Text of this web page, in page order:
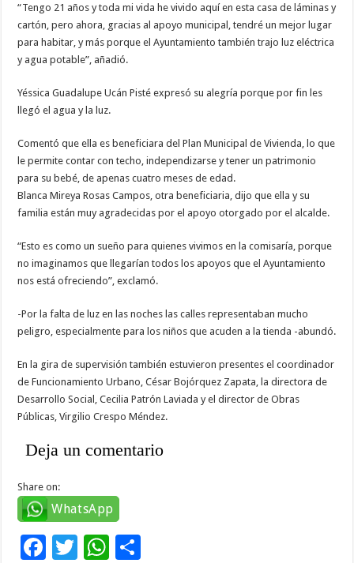
“Tengo 21 años y toda mi vida he vivido aquí en esta casa de láminas y
cartón, pero ahora, gracias al apoyo municipal, tendré un mejor lugar
para habitar, y más porque el Ayuntamiento también trajo luz eléctrica
y agua potable”, añadió.
Yéssica Guadalupe Ucán Pisté expresó su alegría porque por fin les
llegó el agua y la luz.
Comentó que ella es beneficiara del Plan Municipal de Vivienda, lo que
le permite contar con techo, independizarse y tener un patrimonio
para su bebé, de apenas cuatro meses de edad.
Blanca Mireya Rosas Campos, otra beneficiaria, dijo que ella y su
familia están muy agradecidas por el apoyo otorgado por el alcalde.
“Esto es como un sueño para quienes vivimos en la comisaría, porque
no imaginamos que llegarían todos los apoyos que el Ayuntamiento
nos está ofreciendo”, exclamó.
-Por la falta de luz en las noches las calles representaban mucho
peligro, especialmente para los niños que acuden a la tienda -abundó.
En la gira de supervisión también estuvieron presentes el coordinador
de Funcionamiento Urbano, César Bojórquez Zapata, la directora de
Desarrollo Social, Cecilia Patrón Laviada y el director de Obras
Públicas, Virgilio Crespo Méndez.
Deja un comentario
Share on:
WhatsApp
F
T
W